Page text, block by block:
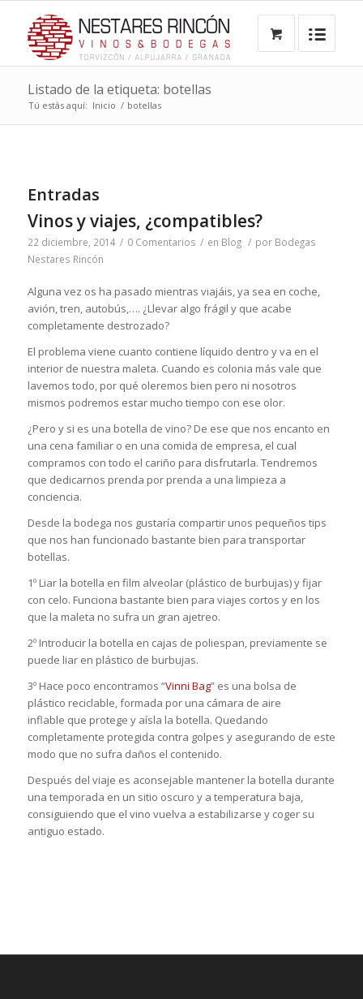
Listado de la etiqueta: botellas
Tú estás aquí: Inicio / botellas
Entradas
Vinos y viajes, ¿compatibles?
22 diciembre, 2014 / 0 Comentarios / en Blog / por Bodegas
Nestares Rincón
Alguna vez os ha pasado mientras viajáis, ya sea en coche,
avión, tren, autobús,…. ¿Llevar algo frágil y que acabe
completamente destrozado?
El problema viene cuanto contiene líquido dentro y va en el
interior de nuestra maleta. Cuando es colonia más vale que
lavemos todo, por qué oleremos bien pero ni nosotros
mismos podremos estar mucho tiempo con ese olor.
¿Pero y si es una botella de vino? De ese que nos encanto en
una cena familiar o en una comida de empresa, el cual
compramos con todo el cariño para disfrutarla. Tendremos
que dedicarnos prenda por prenda a una limpieza a
conciencia.
Desde la bodega nos gustaría compartir unos pequeños tips
que nos han funcionado bastante bien para transportar
botellas.
1º Liar la botella en film alveolar (plástico de burbujas) y fijar
con celo. Funciona bastante bien para viajes cortos y en los
que la maleta no sufra un gran ajetreo.
2º Introducir la botella en cajas de poliespan, previamente se
puede liar en plástico de burbujas.
3º Hace poco encontramos “Vinni Bag” es una bolsa de
plástico reciclable, formada por una cámara de aire
inflable que protege y aísla la botella. Quedando
completamente protegida contra golpes y asegurando de este
modo que no sufra daños el contenido.
Después del viaje es aconsejable mantener la botella durante
una temporada en un sitio oscuro y a temperatura baja,
consiguiendo que el vino vuelva a estabilizarse y coger su
antiguo estado.